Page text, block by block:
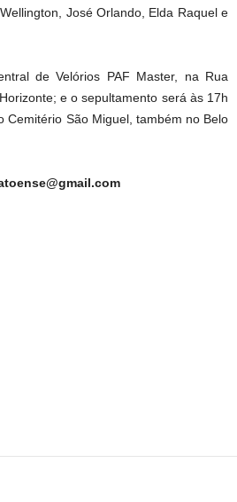
José Orlando, Elda Raquel e
de Velórios PAF Master, na Rua
e o sepultamento será às 17h
Cemitério São Miguel, também no Belo